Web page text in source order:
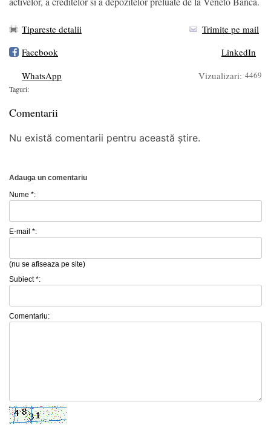
Tipareste detalii
Trimite pe mail
Facebook
LinkedIn
WhatsApp
Vizualizari: 4469
Taguri:
Comentarii
Nu există comentarii pentru această știre.
Adauga un comentariu
Nume *:
E-mail *:
(nu se afiseaza pe site)
Subiect *:
Comentariu: